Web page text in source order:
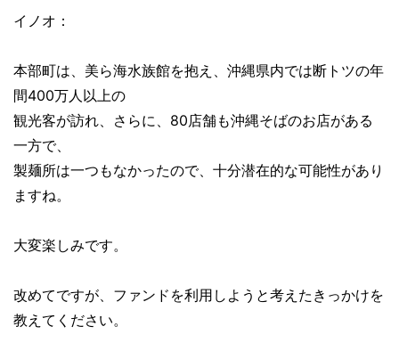
イノオ：
本部町は、美ら海水族館を抱え、沖縄県内では断トツの年
間400万人以上の
観光客が訪れ、さらに、80店舗も沖縄そばのお店がある
一方で、
製麺所は一つもなかったので、十分潜在的な可能性があり
ますね。
大変楽しみです。
改めてですが、ファンドを利用しようと考えたきっかけを
教えてください。